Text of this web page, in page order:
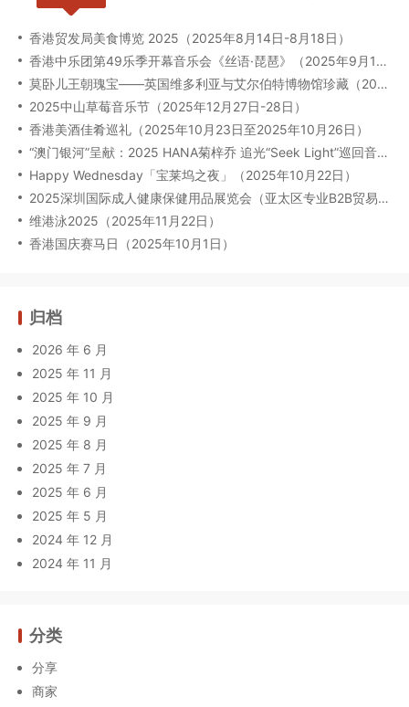
香港贸发局美食博览 2025（2025年8月14日-8月18日）
香港中乐团第49乐季开幕音乐会《丝语·琵琶》（2025年9月12日至13日）
莫卧儿王朝瑰宝——英国维多利亚与艾尔伯特博物馆珍藏（2025年8月6日-2026年2月23日）
2025中山草莓音乐节（2025年12月27日-28日）
香港美酒佳肴巡礼（2025年10月23日至2025年10月26日）
“澳门银河”呈献：2025 HANA菊梓乔 追光“Seek Light”巡回音乐会-澳门限定场（2025年9月27日）
Happy Wednesday「宝莱坞之夜」（2025年10月22日）
2025深圳国际成人健康保健用品展览会（亚太区专业B2B贸易展）（2025年09月17-19日）
维港泳2025（2025年11月22日）
香港国庆赛马日（2025年10月1日）
归档
2026 年 6 月
2025 年 11 月
2025 年 10 月
2025 年 9 月
2025 年 8 月
2025 年 7 月
2025 年 6 月
2025 年 5 月
2024 年 12 月
2024 年 11 月
分类
分享
商家